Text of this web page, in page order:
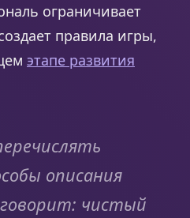
ограничивает
правила игры,
этапе развития
описания
чистый